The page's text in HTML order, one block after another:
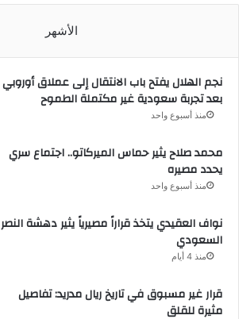
الأشهر
نجم الهلال يفتح باب الانتقال إلى عملاق أوروبي
بعد تجربة سعودية غير مكتملة الطموح
منذ أسبوع واحد
محمد صلاح يثير حماس الميركاتو.. اجتماع سري
يحدد مصيره
منذ أسبوع واحد
نواف العقيدي يتخذ قراراً مصيرياً يثير دهشة النصر
السعودي
منذ 4 أيام
قرار غير مسبوق في تاريخ ريال مدريد: تفاصيل
مثيرة للقلق